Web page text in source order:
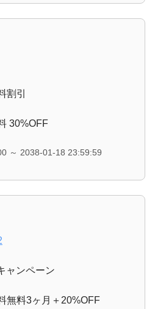
割引
30%OFF
～ 2038-01-18 23:59:59
ャンペーン
無料3ヶ月＋20%OFF